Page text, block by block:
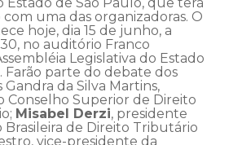
uma das organizadoras. O
hoje, dia 15 de junho, a
no auditório Franco
Legislativa do Estado
Farão parte do debate dos
da Silva Martins,
Conselho Superior de Direito
Misabel Derzi, presidente
Brasileira de Direito Tributário
vice-presidente da